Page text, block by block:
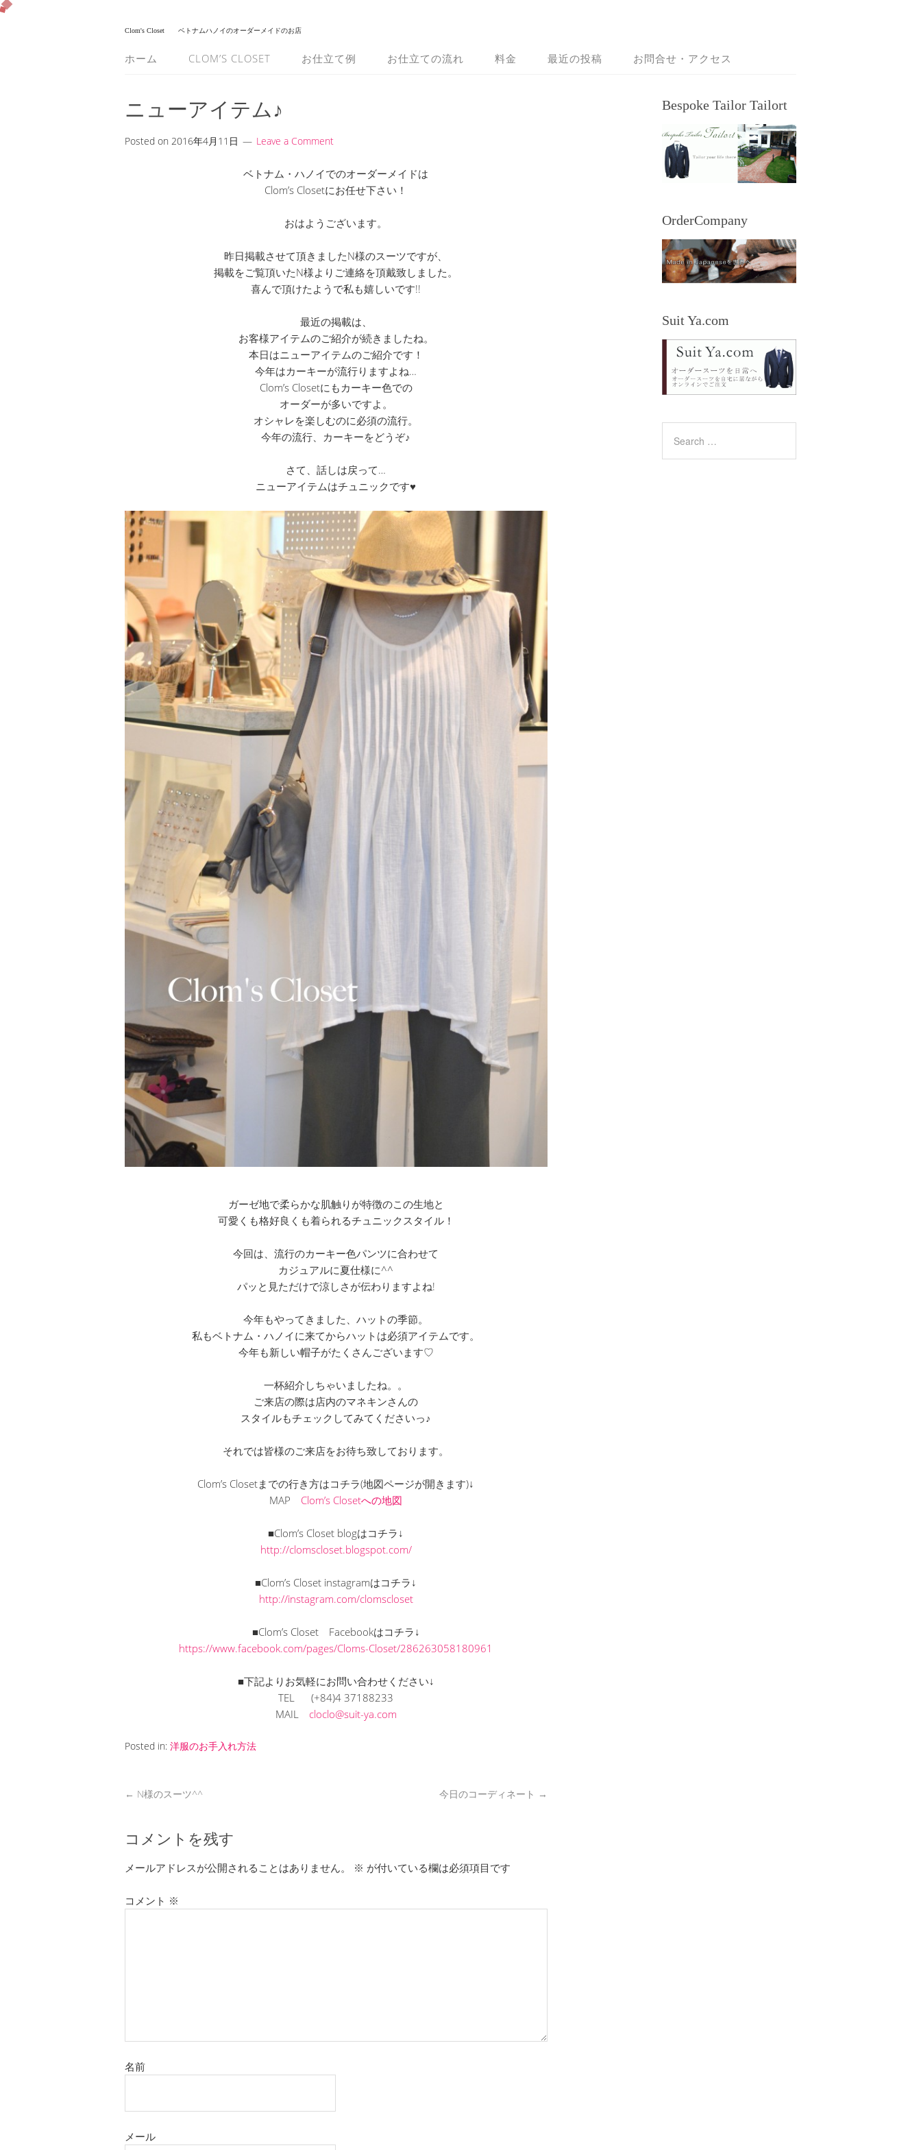
Clom's Closet ベトナムハノイのオーダーメイドのお店
ホーム CLOM’S CLOSET お仕立て例 お仕立ての流れ 料金 最近の投稿 お問合せ・アクセス
ニューアイテム♪
Posted on 2016年4月11日 Leave a Comment
ベトナム・ハノイでのオーダーメイドは
Clom’s Closetにお任せ下さい！
おはようございます。
昨日掲載させて頂きましたN様のスーツですが、
掲載をご覧頂いたN様よりご連絡を頂戴致しました。
喜んで頂けたようで私も嬉しいです!!
最近の掲載は、
お客様アイテムのご紹介が続きましたね。
本日はニューアイテムのご紹介です！
今年はカーキーが流行りますよね…
Clom’s Closetにもカーキー色での
オーダーが多いですよ。
オシャレを楽しむのに必須の流行。
今年の流行、カーキーをどうぞ♪
さて、話しは戻って…
ニューアイテムはチュニックです♥
ガーゼ地で柔らかな肌触りが特徴のこの生地と
可愛くも格好良くも着られるチュニックスタイル！
今回は、流行のカーキー色パンツに合わせて
カジュアルに夏仕様に^^
パッと見ただけで涼しさが伝わりますよね!
今年もやってきました、ハットの季節。
私もベトナム・ハノイに来てからハットは必須アイテムです。
今年も新しい帽子がたくさんございます♡
一杯紹介しちゃいましたね。。
ご来店の際は店内のマネキンさんの
スタイルもチェックしてみてくださいっ♪
それでは皆様のご来店をお待ち致しております。
Clom’s Closetまでの行き方はコチラ(地図ページが開きます)↓
MAP Clom’s Closetへの地図
■Clom’s Closet blogはコチラ↓
http://clomscloset.blogspot.com/
■Clom’s Closet instagramはコチラ↓
http://instagram.com/clomscloset
■Clom’s Closet Facebookはコチラ↓
https://www.facebook.com/pages/Cloms-Closet/286263058180961
■下記よりお気軽にお問い合わせください↓
TEL (+84)4 37188233
MAIL cloclo@suit-ya.com
Posted in: 洋服のお手入れ方法
← N様のスーツ^^ 今日のコーディネート →
コメントを残す
メールアドレスが公開されることはありません。 ※ が付いている欄は必須項目です
コメント ※
名前
メール
Bespoke Tailor Tailort
OrderCompany
Suit Ya.com